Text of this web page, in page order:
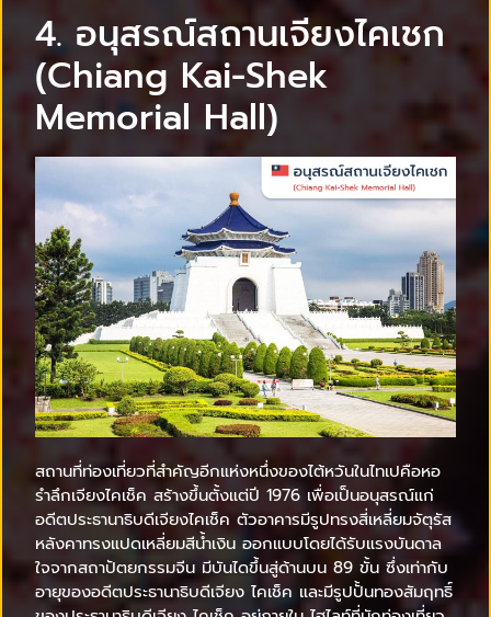
4. อนุสรณ์สถานเจียงไคเชก
(Chiang Kai-Shek
Memorial Hall)
สถานที่ท่องเที่ยวที่สำคัญอีกแห่งหนึ่งของไต้หวันในไทเปคือหอ
รำลึกเจียงไคเช็ค สร้างขึ้นตั้งแต่ปี 1976 เพื่อเป็นอนุสรณ์แก่
อดีตประธานาธิบดีเจียงไคเช็ค ตัวอาคารมีรูปทรงสี่เหลี่ยมจัตุรัส
หลังคาทรงแปดเหลี่ยมสีน้ำเงิน ออกแบบโดยได้รับแรงบันดาล
ใจจากสถาปัตยกรรมจีน มีบันไดขึ้นสู่ด้านบน 89 ขั้น ซึ่งเท่ากับ
อายุของอดีตประธานาธิบดีเจียง ไคเช็ค และมีรูปปั้นทองสัมฤทธิ์